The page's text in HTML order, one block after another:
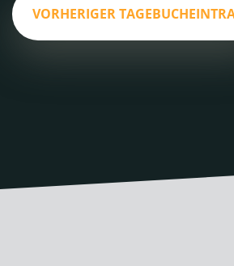
VORHERIGER